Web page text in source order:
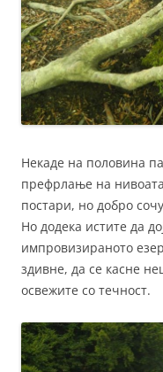
Некаде на половина
префрлање на
постари, но добро
Но додека истите да
импровизираното
здивне, да се касне
освежите со течност.